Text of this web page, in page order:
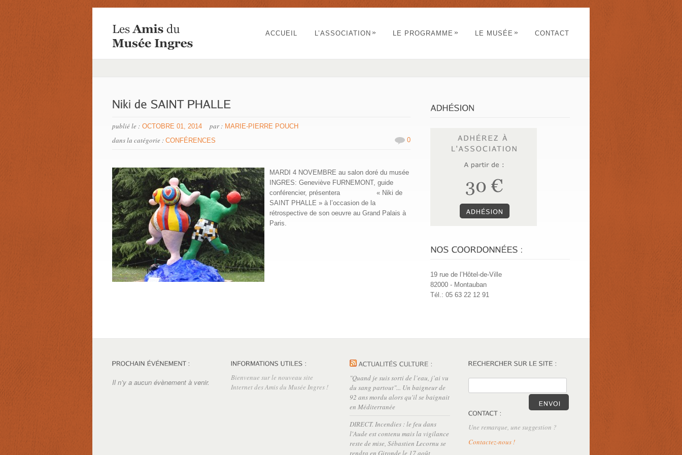
ACCUEIL L’ASSOCIATION » LE PROGRAMME » LE MUSÉE » CONTACT
publié le : OCTOBRE 01, 2014 par : MARIE-PIERRE POUCH
dans la catégorie :CONFÉRENCES 0
MARDI 4 NOVEMBRE au salon doré du musée
INGRES: Geneviève FURNEMONT, guide
conférencier, présentera « Niki de
SAINT PHALLE » à l’occasion de la
rétrospective de son oeuvre au Grand Palais à
Paris.
19 rue de l’Hôtel-de-Ville
82000 - Montauban
Tél.: 05 63 22 12 91
Il n’y a aucun évènement à venir.
Bienvenue sur le nouveau site
Internet des Amis du Musée Ingres !
"Quand je suis sorti de l’eau, j’ai vu
du sang partout"... Un baigneur de
92 ans mordu alors qu'il se baignait
en Méditerranée
DIRECT. Incendies : le feu dans
l'Aude est contenu mais la vigilance
reste de mise, Sébastien Lecornu se
rendra en Gironde le 17 août
Une remarque, une suggestion ?
Contactez-nous !